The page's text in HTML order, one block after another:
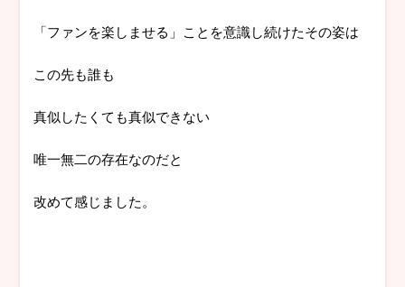
「ファンを楽しませる」ことを意識し続けたその姿は
この先も誰も
真似したくても真似できない
唯一無二の存在なのだと
改めて感じました。